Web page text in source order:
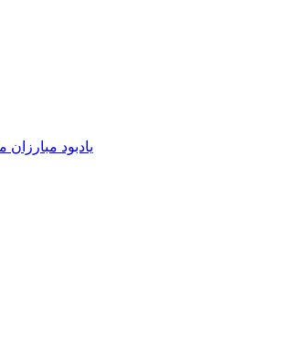
یادبود